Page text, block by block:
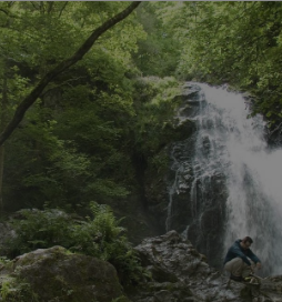
el calor en Navarra